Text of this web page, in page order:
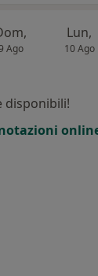
Ago
Lun,
10 Ago
disponibili!